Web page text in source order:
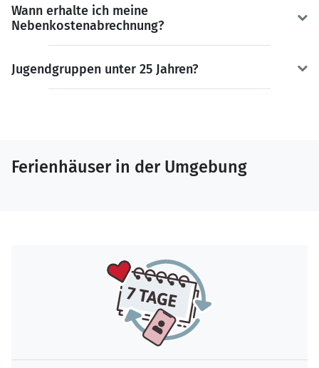
Wann erhalte ich meine
Nebenkostenabrechnung?
Jugendgruppen unter 25 Jahren?
Ferienhäuser in der Umgebung